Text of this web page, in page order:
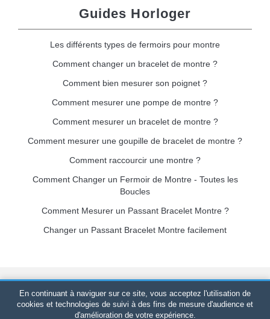
Guides Horloger
Les différents types de fermoirs pour montre
Comment changer un bracelet de montre ?
Comment bien mesurer son poignet ?
Comment mesurer une pompe de montre ?
Comment mesurer un bracelet de montre ?
Comment mesurer une goupille de bracelet de montre ?
Comment raccourcir une montre ?
Comment Changer un Fermoir de Montre - Toutes les
Boucles
Comment Mesurer un Passant Bracelet Montre ?
Changer un Passant Bracelet Montre facilement
Bracelet-de-montre.com© 2026Tous droits réservés-SIRET
520 247 727 000 57 -Plateforme Juridique : BP 20075 - 31121
PORTET PDC - France Métropolitaine-Vente en ligne
En continuant à naviguer sur ce site, vous acceptez l'utilisation de
cookies et technologies de suivi à des fins de mesure d'audience et
d'amélioration de votre expérience.